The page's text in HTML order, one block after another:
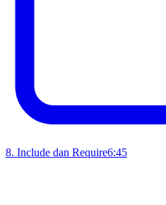
8. Include dan Require6:45